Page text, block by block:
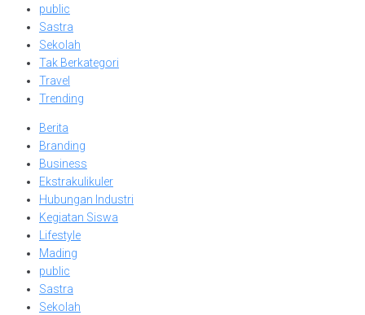
public
Sastra
Sekolah
Tak Berkategori
Travel
Trending
Berita
Branding
Business
Ekstrakulikuler
Hubungan Industri
Kegiatan Siswa
Lifestyle
Mading
public
Sastra
Sekolah